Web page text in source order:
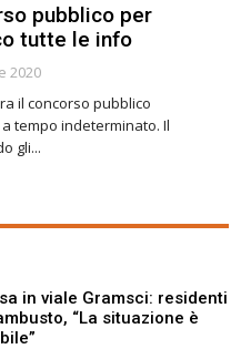
pubblico per
tutte le info
2020
il concorso pubblico
tempo indeterminato. Il
gli...
in viale Gramsci: residenti
“La situazione è